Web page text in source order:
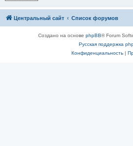
Центральный сайт Список форумов
Создано на основе phpBB® Forum
Русская поддержка
Конфиденциальность|